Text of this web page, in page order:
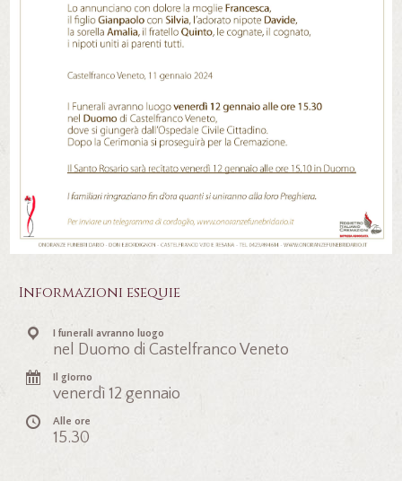
Informazioni esequie
I funerali avranno luogo
nel Duomo di Castelfranco Veneto
Il giorno
venerdì 12 gennaio
Alle ore
15.30